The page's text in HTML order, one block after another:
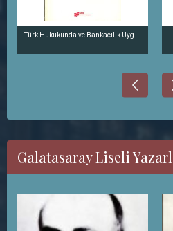
Galatasaray Liseli